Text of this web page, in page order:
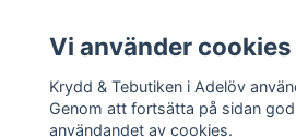
DITT KONTO
Logga in
Vi använder cookies
Krydd & Tebutiken i Adelöv
Genom att fortsätta på sidan
användandet av cookies.